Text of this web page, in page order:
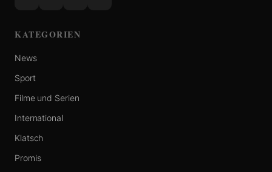
KATEGORIEN
News
Sport
Filme und Serien
International
Klatsch
Promis